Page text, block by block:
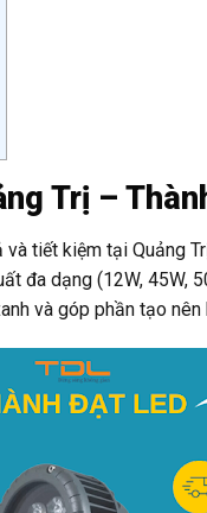
Trị –
tiết kiệm tại Quảng
đa dạng (12W, 45W,
và góp phần tạo